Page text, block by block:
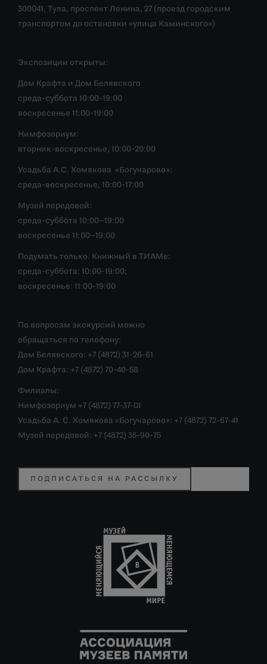
300041, Тула, проспект Ленина, 27 (проезд городским
транспортом до остановки «улица Каминского»)
Экспозиции открыты:
Дом Крафта и Дом Белявского
среда-суббота 10:00-19:00
воскресенье 11:00-19:00
Нимфозориум:
вторник-воскресенье, 10:00-20:00
Усадьба А.С. Хомякова «Богучарово»:
среда-воскресенье, 10:00-17:00
Музей передовой:
среда-суббота 10:00–19:00
воскресенье 11:00–19:00
Подумать только. Книжный в ТИАМе:
среда-суббота: 10:00-19:00;
воскресенье: 11:00-19:00
По вопросам экскурсий можно
обращаться по телефону:
Дом Белявского: +7 (4872) 31-26-61
Дом Крафта: +7 (4872) 70-40-58
Филиалы:
Нимфозориум +7 (4872) 77-37-01
Усадьба А. С. Хомякова «Богучарово»: +7 (4872) 72-67-41
Музей передовой: +7 (4872) 35-90-75
ПОДПИСАТЬСЯ НА РАССЫЛКУ